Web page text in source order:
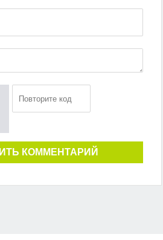
КОММЕНТАРИЙ